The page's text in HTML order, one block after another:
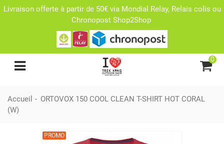
Livraison offerte à partir de 50€ via Mondial Relay, Relais colis ou
Chronopost Shop2Shop
0
Accueil - ORTOVOX 150 COOL CLEAN T-SHIRT HOT CORAL
(W)
PROMO